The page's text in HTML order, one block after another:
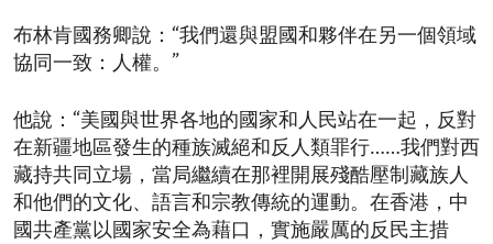
布林肯國務卿說：“我們還與盟國和夥伴在另一個領域
協同一致：人權。”
他說：“美國與世界各地的國家和人民站在一起，反對
在新疆地區發生的種族滅絕和反人類罪行……我們對西
藏持共同立場，當局繼續在那裡開展殘酷壓制藏族人
和他們的文化、語言和宗教傳統的運動。在香港，中
國共產黨以國家安全為藉口，實施嚴厲的反民主措